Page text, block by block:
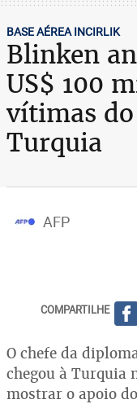
BASE AÉREA INCIRLIK
Blinken
US$ 100
vítimas
Turquia
AFP
COMPARTILHE
O chefe da
chegou à Turquia
mostrar o apoio